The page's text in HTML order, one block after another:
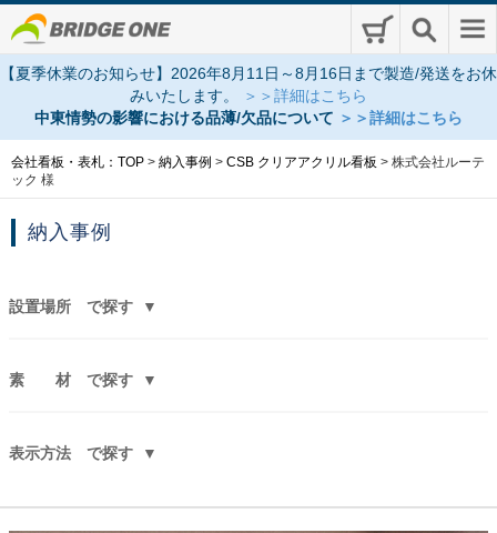
【夏季休業のお知らせ】2026年8月11日～8月16日まで製造/発送をお休
みいたします。
＞＞詳細はこちら
中東情勢の影響における品薄/欠品について ＞＞詳細はこちら
会社看板・表札：TOP > 納入事例 > CSB クリアアクリル看板 > 株式会社ルーテ
ック 様
納入事例
設置場所 で探す
素 材 で探す
表示方法 で探す